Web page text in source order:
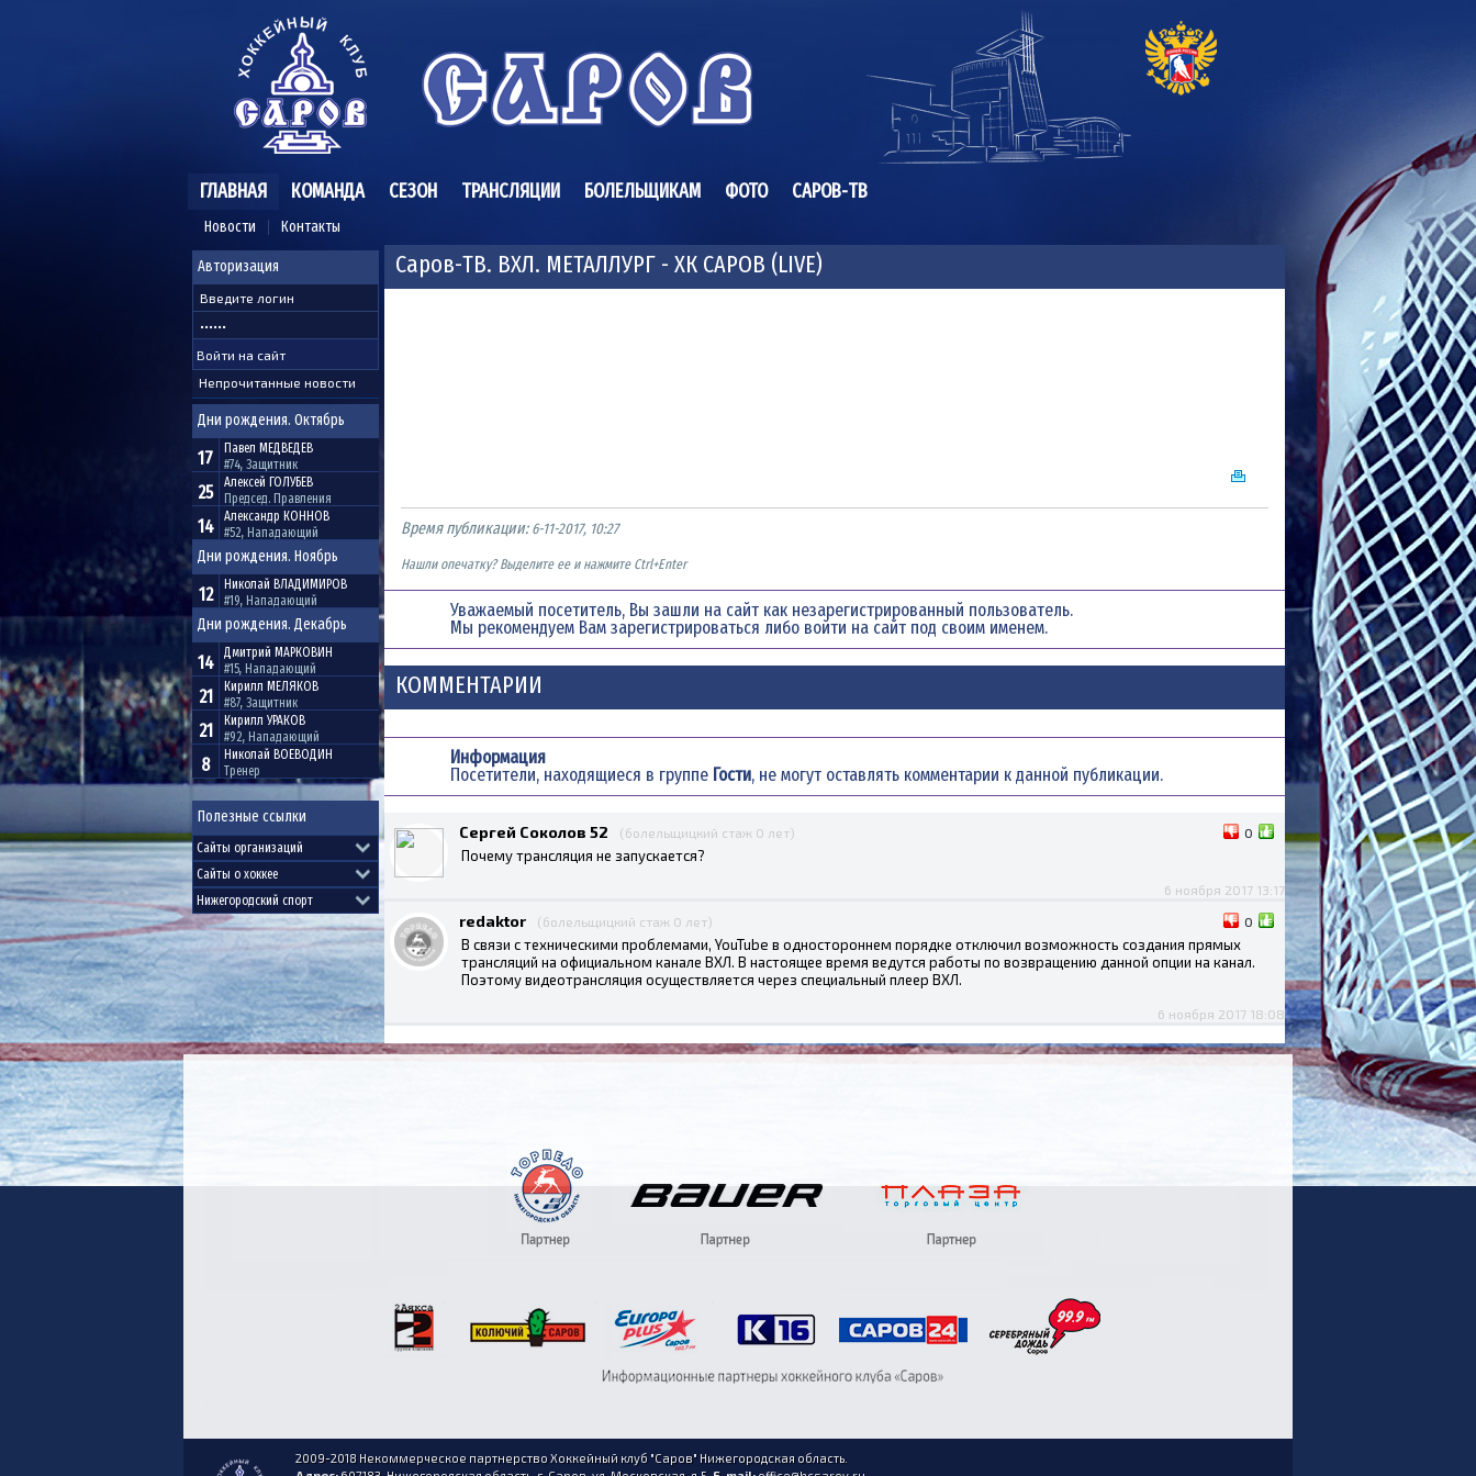
ГЛАВНАЯ
Новости Контакты
КОМАНДА СЕЗОН ТРАНСЛЯЦИИ БОЛЕЛЬЩИКАМ ФОТО САРОВ-ТВ
Авторизация
Непрочитанные новости
Дни рождения. Октябрь
17 Павел МЕДВЕДЕВ
#74, Защитник
25 Алексей ГОЛУБЕВ
Председ. Правления
14 Александр КОННОВ
#52, Нападающий
Дни рождения. Ноябрь
12 Николай ВЛАДИМИРОВ
#19, Нападающий
Дни рождения. Декабрь
14 Дмитрий МАРКОВИН
#15, Нападающий
21 Кирилл МЕЛЯКОВ
#87, Защитник
21 Кирилл УРАКОВ
#92, Нападающий
8 Николай ВОЕВОДИН
Тренер
Полезные ссылки
Саров-ТВ. ВХЛ. МЕТАЛЛУРГ - ХК САРОВ (LIVE)
Время публикации:6-11-2017, 10:27
Нашли опечатку? Выделите ее и нажмите Ctrl+Enter
Уважаемый посетитель, Вы зашли на сайт как незарегистрированный пользователь.
Мы рекомендуем Вамзарегистрироваться либо войти на сайт под своим именем.
КОММЕНТАРИИ
Информация
Посетители, находящиеся в группе Гости, не могут оставлять комментарии к данной публикации.
Сергей Соколов 52 (болельщицкий стаж 0 лет) 0
Почему трансляция не запускается?
6 ноября 2017 13:17
redaktor (болельщицкий стаж 0 лет) 0
В связи с техническими проблемами, YouTube в одностороннем порядке отключил возможность создания прямых
трансляций на официальном канале ВХЛ. В настоящее время ведутся работы по возвращению данной опции на канал.
Поэтому видеотрансляция осуществляется через специальный плеер ВХЛ.
6 ноября 2017 18:08
2009-2018 Некоммерческое партнерство Хоккейный клуб "Саров" Нижегородская область.